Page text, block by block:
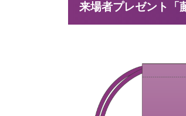
来場者プレゼント「